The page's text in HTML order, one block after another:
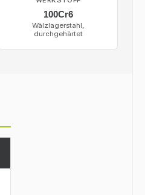
100Cr6
Wälzlagerstahl,
durchgehärtet